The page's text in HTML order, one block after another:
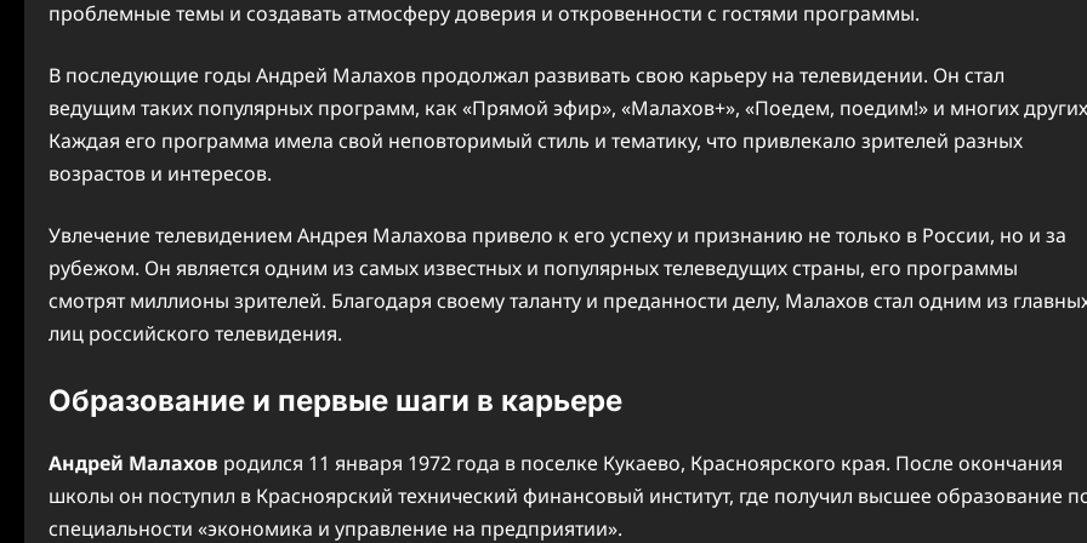
проблемные темы и создавать атмосферу доверия и откровенности с гостями программы.
В последующие годы Андрей Малахов продолжал развивать свою карьеру на телевидении. Он стал
ведущим таких популярных программ, как «Прямой эфир», «Малахов+», «Поедем, поедим!» и многих
Каждая его программа имела свой неповторимый стиль и тематику, что привлекало зрителей разных
возрастов и интересов.
Увлечение телевидением Андрея Малахова привело к его успеху и признанию не только в России, но и за
рубежом. Он является одним из самых известных и популярных телеведущих страны, его программы
смотрят миллионы зрителей. Благодаря своему таланту и преданности делу, Малахов стал одним из
лиц российского телевидения.
Образование и первые шаги в карьере
Андрей Малахов родился 11 января 1972 года в поселке Кукаево, Красноярского края. После окончания
школы он поступил в Красноярский технический финансовый институт, где получил высшее образование
специальности «экономика и управление на предприятии».